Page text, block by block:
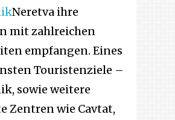
Neretva ihre
mit zahlreichen
empfangen. Eines
Touristenziele –
sowie weitere
Zentren wie Cavtat,